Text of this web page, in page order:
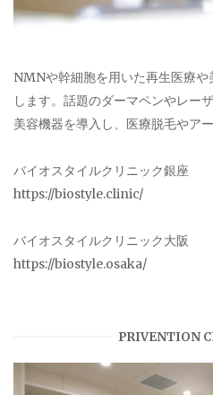
NMNや幹細胞を用いた再生医療や
します。話題のダーマペンやレー
美容機器を導入し、医療脱毛やア
バイオスタイルクリニック銀座
https://biostyle.clinic/
バイオスタイルクリニック大阪
https://biostyle.osaka/
PRIVENTION